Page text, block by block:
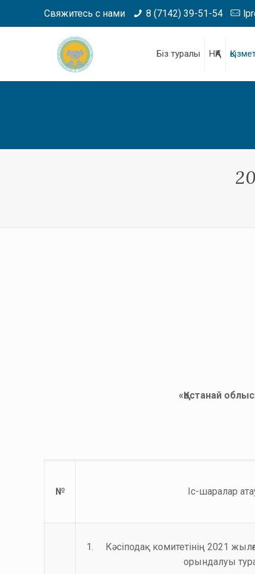
Свяжитесь с нами 8 (7142) 39-51-54
Біз туралы НҚА
«Қостанай
№ Іс-шаралар
1. Кәсіподақ комитетінің 2021
орындалуы